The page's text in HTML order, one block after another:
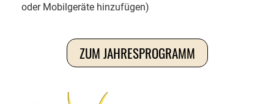
oder Mobilgeräte hinzufügen)
ZUM JAHRESPROGRAMM